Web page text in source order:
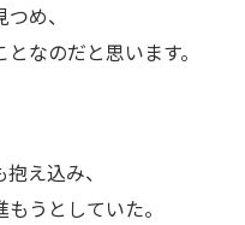
め、
なのだと思います。
え込み、
うとしていた。